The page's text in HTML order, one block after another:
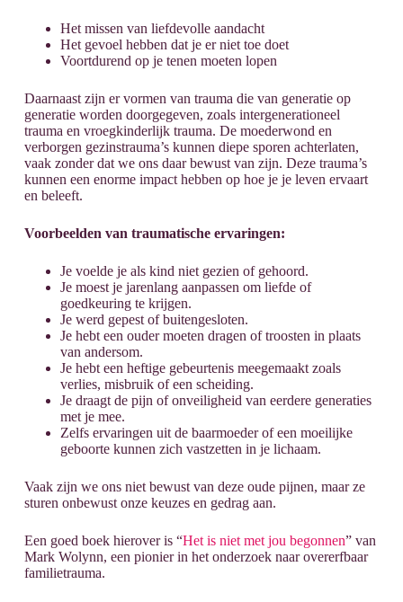
Het missen van liefdevolle aandacht
Het gevoel hebben dat je er niet toe doet
Voortdurend op je tenen moeten lopen
Daarnaast zijn er vormen van trauma die van generatie op
generatie worden doorgegeven, zoals intergenerationeel
trauma en vroegkinderlijk trauma. De moederwond en
verborgen gezinstrauma’s kunnen diepe sporen achterlaten,
vaak zonder dat we ons daar bewust van zijn. Deze trauma’s
kunnen een enorme impact hebben op hoe je je leven ervaart
en beleeft.
Voorbeelden van traumatische ervaringen:
Je voelde je als kind niet gezien of gehoord.
Je moest je jarenlang aanpassen om liefde of
goedkeuring te krijgen.
Je werd gepest of buitengesloten.
Je hebt een ouder moeten dragen of troosten in plaats
van andersom.
Je hebt een heftige gebeurtenis meegemaakt zoals
verlies, misbruik of een scheiding.
Je draagt de pijn of onveiligheid van eerdere generaties
met je mee.
Zelfs ervaringen uit de baarmoeder of een moeilijke
geboorte kunnen zich vastzetten in je lichaam.
Vaak zijn we ons niet bewust van deze oude pijnen, maar ze
sturen onbewust onze keuzes en gedrag aan.
Een goed boek hierover is “Het is niet met jou begonnen” van
Mark Wolynn, een pionier in het onderzoek naar overerfbaar
familietrauma.